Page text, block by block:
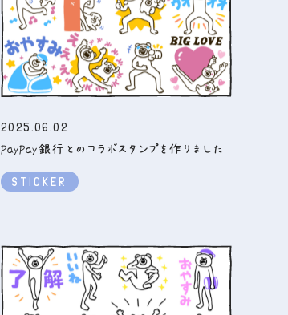
2025.06.02
PayPay銀行とのコラボスタンプを作りました
STICKER